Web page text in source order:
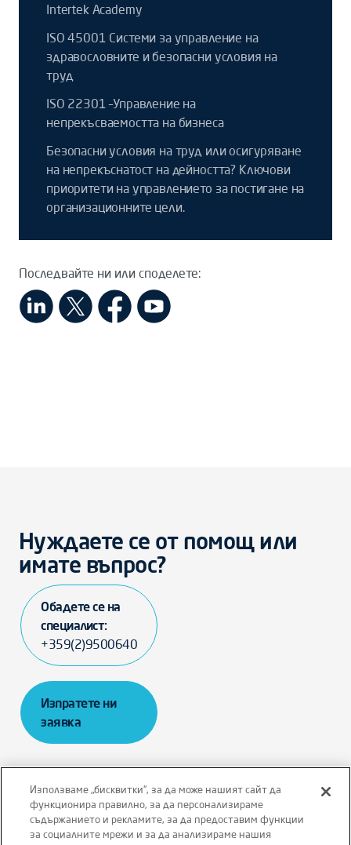
Intertek Academy
ISO 45001 Системи за управление на
здравословните и безопасни условия на
труд
ISO 22301 –Управление на
непрекъсваемостта на бизнеса
Безопасни условия на труд или осигуряване
на непрекъснатост на дейността? Ключови
приоритети на управлението за постигане на
организационните цели.
Последвайте ни или споделете:
Нуждаете се от помощ или
имате въпрос?
Обадете се на
специалист:
+359(2)9500640
Изпратете ни
заявка
Отказ от отговорност Правила и условия
Използваме „бисквитки“, за да може нашият сайт да
функционира правилно, за да персонализираме
съдържанието и рекламите, за да предоставим функции
за социалните мрежи и за да анализираме нашия